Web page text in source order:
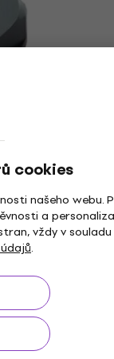
cookies
našeho webu.
a
vždy v souladu
.
(Jako